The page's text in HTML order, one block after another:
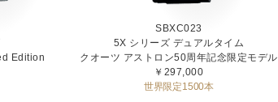
Edition
SBXC023
5X シリーズ デュアルタイム
クオーツ アストロン50周年記念限定モデル
￥297,000
世界限定1500本